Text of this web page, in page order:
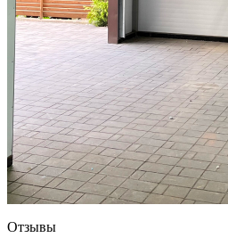
Отзывы